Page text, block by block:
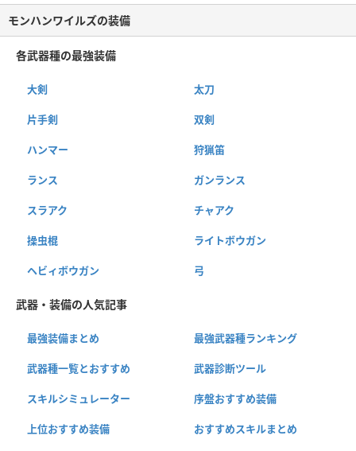
モンハンワイルズの装備
各武器種の最強装備
大剣 太刀
片手剣 双剣
ハンマー 狩猟笛
ランス ガンランス
スラアク チャアク
操虫棍 ライトボウガン
ヘビィボウガン 弓
武器・装備の人気記事
最強装備まとめ 最強武器種ランキング
武器種一覧とおすすめ 武器診断ツール
スキルシミュレーター 序盤おすすめ装備
上位おすすめ装備 おすすめスキルまとめ